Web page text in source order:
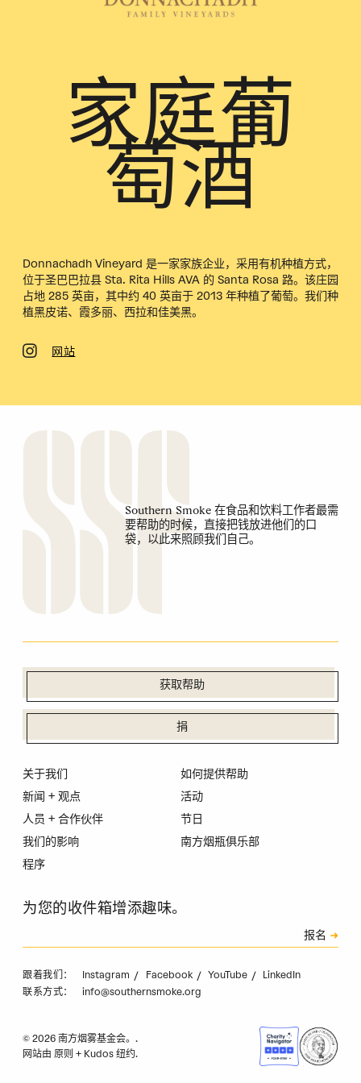
家庭葡
萄酒
Donnachadh Vineyard 是一家家族企业，采用有机种植方式，
位于圣巴巴拉县 Sta. Rita Hills AVA 的 Santa Rosa 路。该庄园
占地 285 英亩，其中约 40 英亩于 2013 年种植了葡萄。我们种
植黑皮诺、霞多丽、西拉和佳美黑。
网站
Southern Smoke 在食品和饮料工作者最需
要帮助的时候，直接把钱放进他们的口
袋，以此来照顾我们自己。
获取帮助
捐
关于我们
新闻 + 观点
人员 + 合作伙伴
我们的影响
程序
如何提供帮助
活动
节日
南方烟瓶俱乐部
为您的收件箱增添趣味。
验证码
报名
跟着我们： Instagram Facebook YouTube LinkedIn
联系方式： info@southernsmoke.org
© 2026 南方烟雾基金会。.
网站由 原则 + Kudos 纽约.